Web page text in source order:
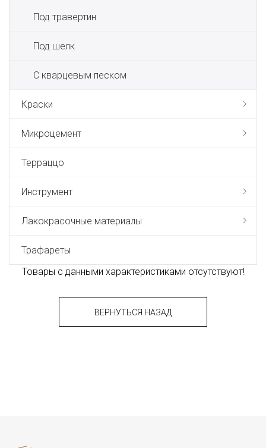
Под травертин
Под шелк
С кварцевым песком
Краски
Микроцемент
Терраццо
Инструмент
Лакокрасочные материалы
Трафареты
Товары с данными характеристиками отсутствуют!
ВЕРНУТЬСЯ НАЗАД